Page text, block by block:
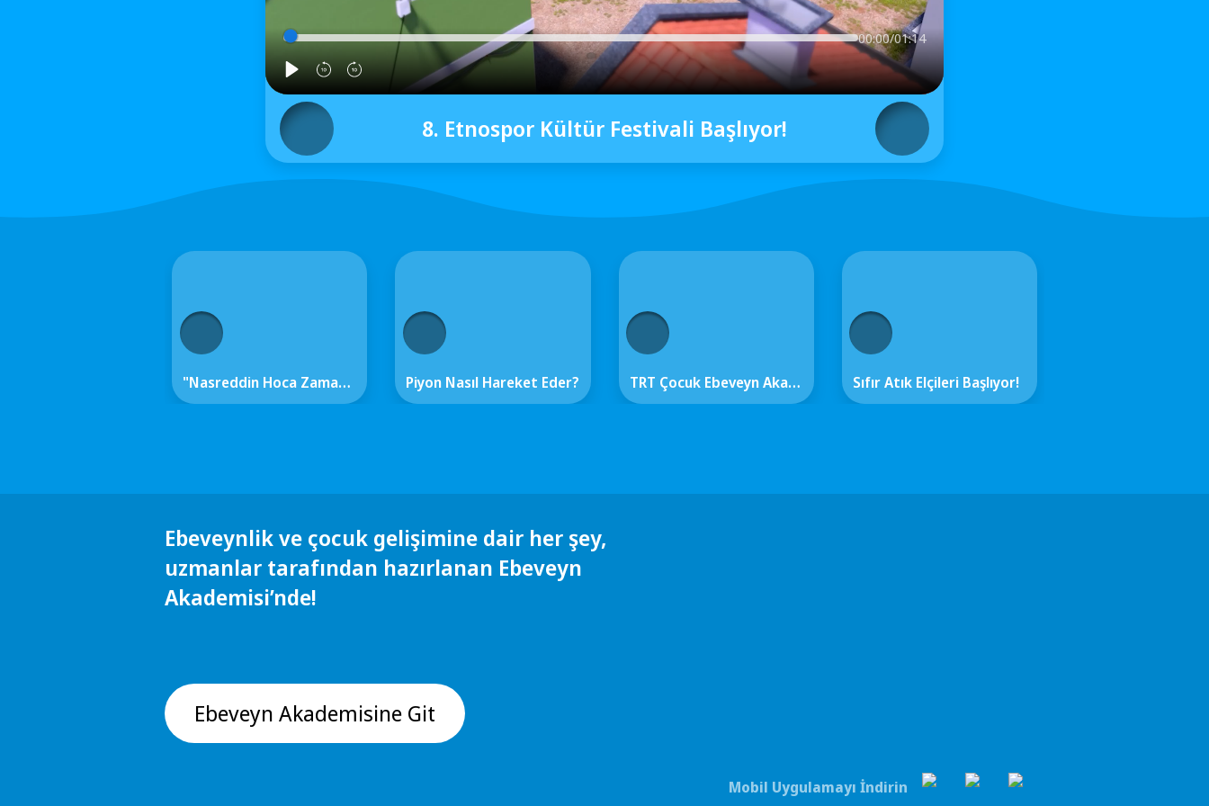
00:00/01:14
8. Etnospor Kültür Festivali Başlıyor!
"Nasreddin Hoca Zaman Yolcusu 4" Sinemalarda! Piyon Nasıl Hareket Eder? TRT Çocuk Ebeveyn Akademisi Yaz Tatili Boyunca Ebeveynlerin Yanında Sıfır Atık Elçileri Başlıyor!
Ebeveynlik ve çocuk gelişimine dair her şey,
uzmanlar tarafından hazırlanan Ebeveyn
Akademisi’nde!
Ebeveyn Akademisine Git
Mobil Uygulamayı İndirin